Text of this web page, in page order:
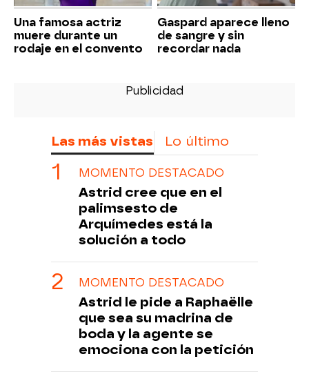
Una famosa actriz
muere durante un
rodaje en el convento
Gaspard aparece lleno
de sangre y sin
recordar nada
Las más vistas Lo último
MOMENTO DESTACADO
Astrid cree que en el
palimsesto de
Arquímedes está la
solución a todo
MOMENTO DESTACADO
Astrid le pide a Raphaëlle
que sea su madrina de
boda y la agente se
emociona con la petición